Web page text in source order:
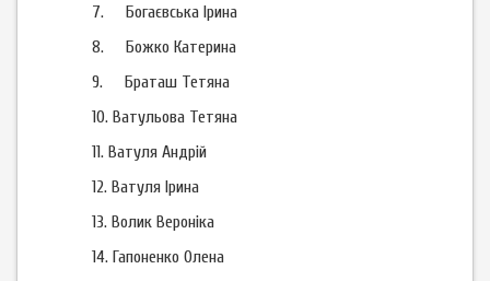
7. Богаєвська Ірина
8. Божко Катерина
9. Браташ Тетяна
10. Ватульова Тетяна
11. Ватуля Андрій
12. Ватуля Ірина
13. Волик Вероніка
14. Гапоненко Олена